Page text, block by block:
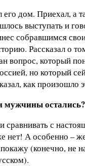
его дом. Приехал, а
выступать и
собравшимся
Рассказал о
вопрос, который
но который
как произошло
мужчины остались?
сравнивать с
нет! А особенно –
(конечно, не